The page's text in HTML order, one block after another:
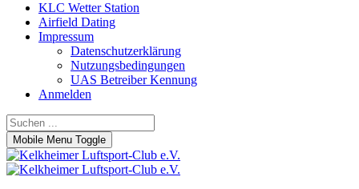
KLC Wetter Station
Airfield Dating
Impressum
Datenschutzerklärung
Nutzungsbedingungen
UAS Betreiber Kennung
Anmelden
Mobile Menu Toggle